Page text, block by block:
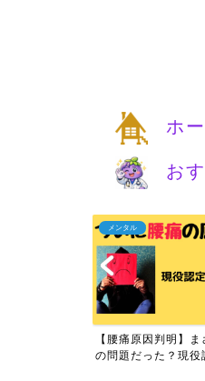
ホ
お
メンタル
【腰痛原因判明】
の問題だった？現役